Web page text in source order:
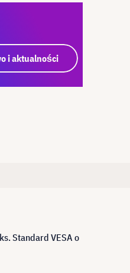
i aktualności
Standard VESA o